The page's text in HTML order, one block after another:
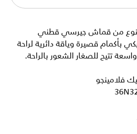
من قماش جيرسي قطني
بأكمام قصيرة وياقة دائرية لراحة
تتيح للصغار الشعور بالراحة.
فلامينجو